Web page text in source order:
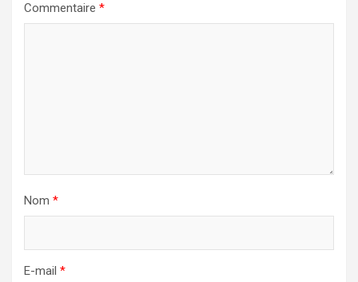
Commentaire *
Nom *
E-mail *